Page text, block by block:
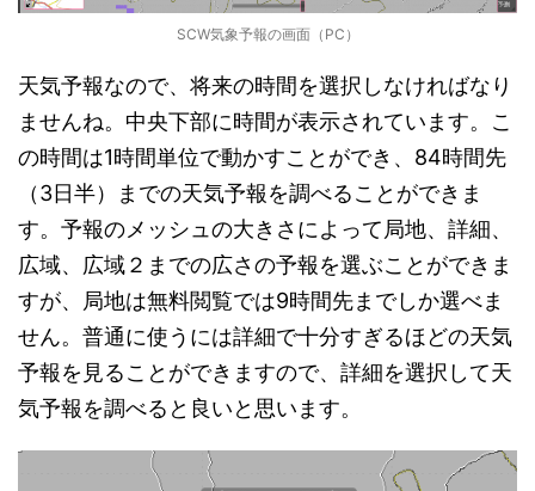
SCW気象予報の画面（PC）
天気予報なので、将来の時間を選択しなければなり
ませんね。中央下部に時間が表示されています。こ
の時間は1時間単位で動かすことができ、84時間先
（3日半）までの天気予報を調べることができま
す。予報のメッシュの大きさによって局地、詳細、
広域、広域２までの広さの予報を選ぶことができま
すが、局地は無料閲覧では9時間先までしか選べま
せん。普通に使うには詳細で十分すぎるほどの天気
予報を見ることができますので、詳細を選択して天
気予報を調べると良いと思います。